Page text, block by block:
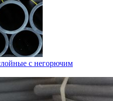
с негорючим